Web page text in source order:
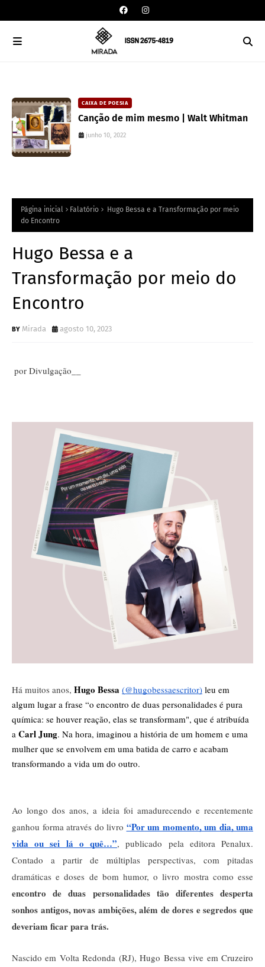
CAIXA DE POESIA
Canção de mim mesmo | Walt Whitman
junho 10, 2022
Página inicial Falatório
Hugo Bessa e a Transformação por meio
do Encontro
Hugo Bessa e a
Transformação por meio do
Encontro
Mirada agosto 10, 2023
por Divulgação__
Há muitos anos, Hugo Bessa (@hugobessaescritor) leu em
algum lugar a frase “o encontro de duas personalidades é pura
química: se houver reação, elas se transformam", que é atribuída
a Carl Jung. Na hora, imaginou a história de um homem e uma
mulher que se envolvem em uma batida de carro e acabam
transformando a vida um do outro.
Ao longo dos anos, a ideia foi amadurecendo e recentemente
ganhou forma através do livro “Por um momento, um dia, uma
vida ou sei lá o quê…”, publicado pela editora Penalux.
Contado a partir de múltiplas perspectivas, com pitadas
dramáticas e doses de bom humor, o livro mostra como esse
encontro de duas personalidades tão diferentes desperta
sonhos antigos, novas ambições, além de dores e segredos que
deveriam ficar para trás.
Nascido em Volta Redonda (RJ), Hugo Bessa vive em Cruzeiro